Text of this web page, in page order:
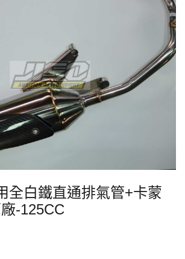
全白鐵直通排氣管+卡蒙
-125CC